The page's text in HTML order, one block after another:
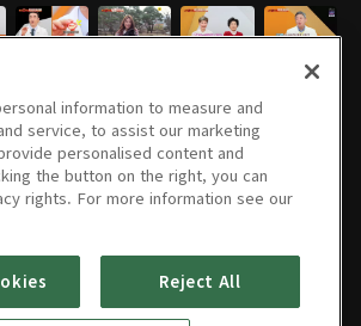
151회
148회 147회 146회 145회
information to measure and
service, to assist our marketing
personalised content and
the button on the right, you can
rights. For more information see our
Reject All